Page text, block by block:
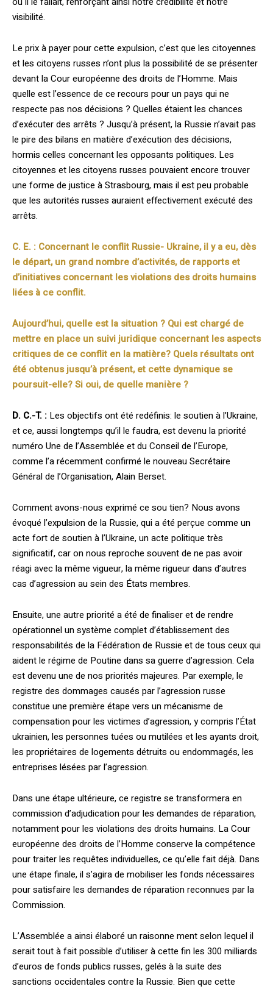
visibilité.
Le prix à payer pour cette expulsion, c’est que les citoyennes
et les citoyens russes n’ont plus la possibilité de se présenter
devant la Cour européenne des droits de l’Homme. Mais
quelle est l’essence de ce recours pour un pays qui ne
respecte pas nos décisions ? Quelles étaient les chances
d’exécuter des arrêts ? Jusqu’à présent, la Russie n’avait pas
le pire des bilans en matière d’exécution des décisions,
hormis celles concernant les opposants politiques. Les
citoyennes et les citoyens russes pouvaient encore trouver
une forme de justice à Strasbourg, mais il est peu probable
que les autorités russes auraient effectivement exécuté des
arrêts.
C. E. : Concernant le conflit Russie- Ukraine, il y a eu, dès
le départ, un grand nombre d’activités, de rapports et
d’initiatives concernant les violations des droits humains
liées à ce conflit.
Aujourd’hui, quelle est la situation ? Qui est chargé de
mettre en place un suivi juridique concernant les aspects
critiques de ce conflit en la matière? Quels résultats ont
été obtenus jusqu’à présent, et cette dynamique se
poursuit-elle? Si oui, de quelle manière ?
D. C.-T. : Les objectifs ont été redéfinis: le soutien à l’Ukraine,
et ce, aussi longtemps qu’il le faudra, est devenu la priorité
numéro Une de l’Assemblée et du Conseil de l’Europe,
comme l’a récemment confirmé le nouveau Secrétaire
Général de l’Organi­sation, Alain Berset.
Comment avons-­nous exprimé ce sou­ tien? Nous avons
évoqué l’expulsion de la Russie, qui a été perçue comme un
acte fort de soutien à l’Ukraine, un acte politique très
significatif, car on nous reproche souvent de ne pas avoir
réagi avec la même vigueur, la même rigueur dans d’autres
cas d’agression au sein des États membres.
Ensuite, une autre priorité a été de finaliser et de rendre
opérationnel un système complet d’établissement des
responsabilités de la Fédération de Russie et de tous ceux qui
aident le régime de Poutine dans sa guerre d’agression. Cela
est devenu une de nos priorités majeures. Par exemple, le
registre des dommages causés par l’agression russe
constitue une première étape vers un mécanisme de
compensation pour les vic­times d’agression, y compris l’État
ukrainien, les personnes tuées ou mutilées et les ayants droit,
les propriétaires de logements détruits ou endommagés, les
entreprises lésées par l’agression.
Dans une étape ultérieure, ce registre se transformera en
commission d’adjudication pour les demandes de réparation,
notam­ment pour les violations des droits humains. La Cour
européenne des droits de l’Homme conserve la compétence
pour traiter les requêtes individuelles, ce qu’elle fait déjà. Dans
une étape finale, il s’agira de mobiliser les fonds nécessaires
pour satisfaire les demandes de réparation reconnues par la
Commission.
L’Assemblée a ainsi élaboré un raisonne­ ment selon lequel il
serait tout à fait possible d’utiliser à cette fin les 300 milliards
d’euros de fonds publics russes, gelés à la suite des
sanctions occidentales contre la Russie. Bien que cette